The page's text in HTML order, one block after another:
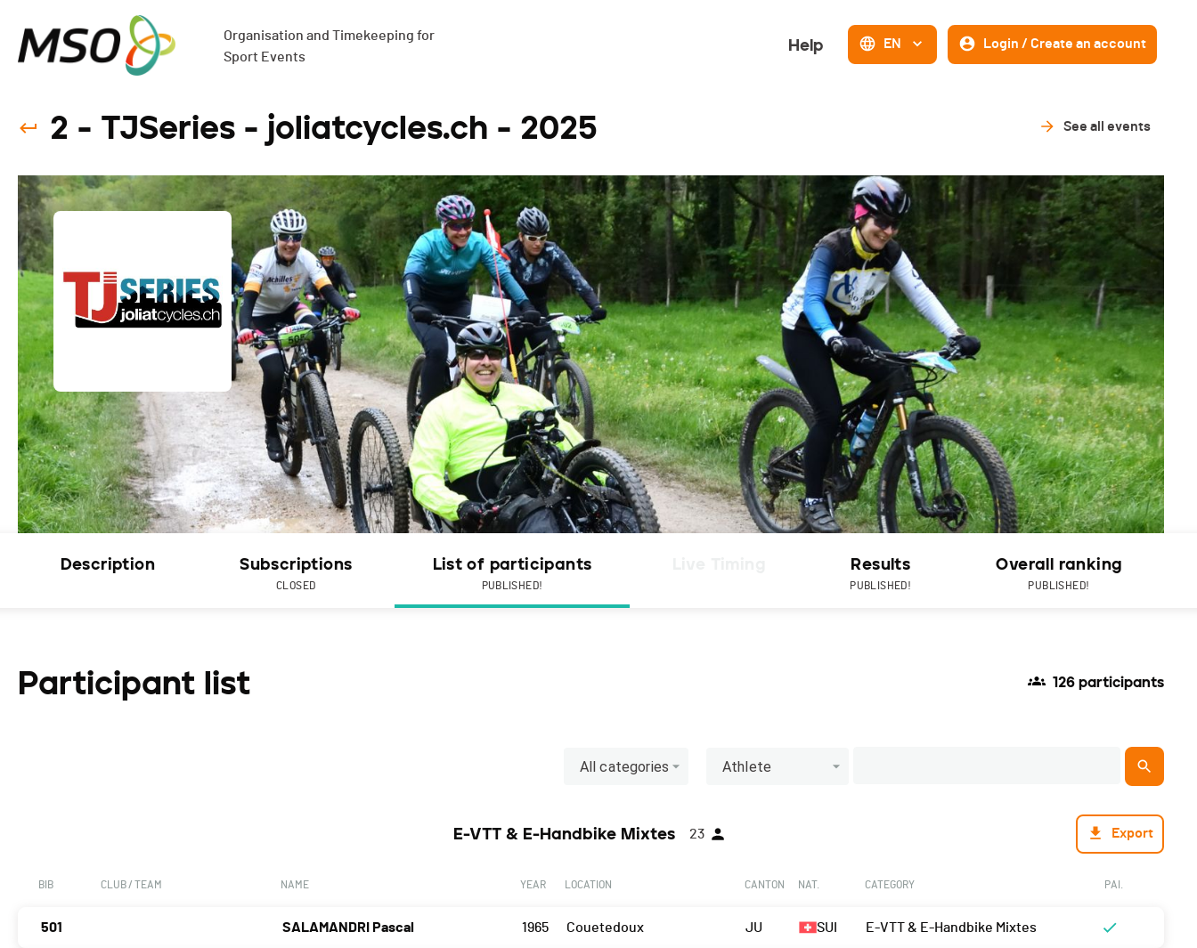
Organisation and Timekeeping for
Sport Events
Help EN Login / Create an account
2 - TJSeries - joliatcycles.ch - 2025 See all events
Description Subscriptions
CLOSED
List of participants
PUBLISHED!
Results
PUBLISHED!
Overall ranking
PUBLISHED!
Participant list 126 participants
All categories Athlete
E-VTT & E-Handbike Mixtes 23 Export
BIB CLUB / TEAM NAME YEAR LOCATION CANTON NAT. CATEGORY PAI.
501 SALAMANDRI Pascal 1965 Couetedoux JU SUI E-VTT & E-Handbike Mixtes